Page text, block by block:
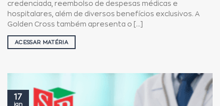
credenciada, reembolso de despesas médicas e
hospitalares, além de diversos benefícios exclusivos. A
Golden Cross também apresenta o [...]
ACESSAR MATÉRIA
17
jan